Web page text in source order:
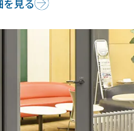
を見る